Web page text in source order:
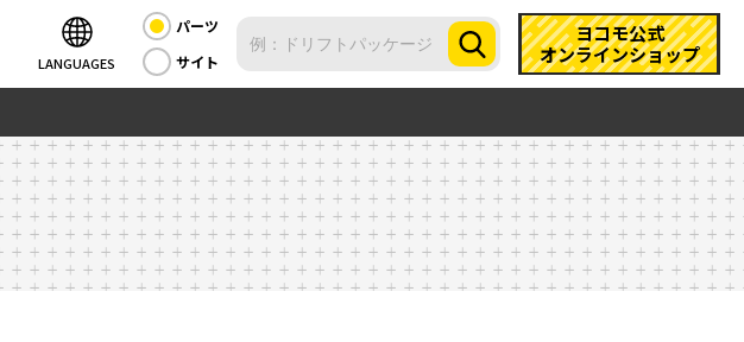
LANGUAGES
パーツ
サイト
ヨコモ公式
オンラインショップ